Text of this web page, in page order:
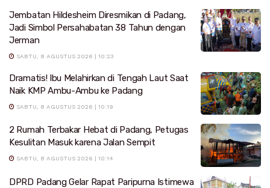
Jembatan Hildesheim Diresmikan di Padang,
Jadi Simbol Persahabatan 38 Tahun dengan
Jerman
SABTU, 8 AGUSTUS 2026 | 10:23
Dramatis! Ibu Melahirkan di Tengah Laut Saat
Naik KMP Ambu-Ambu ke Padang
SABTU, 8 AGUSTUS 2026 | 10:19
2 Rumah Terbakar Hebat di Padang, Petugas
Kesulitan Masuk karena Jalan Sempit
SABTU, 8 AGUSTUS 2026 | 10:14
DPRD Padang Gelar Rapat Paripurna Istimewa